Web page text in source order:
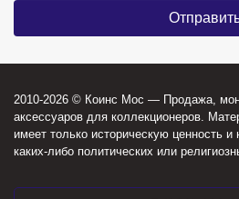
2010-2026 © Коинс Мос — Продажа,
аксессуаров для коллекционеров.
имеет только историческую ценность и
каких-либо политических или